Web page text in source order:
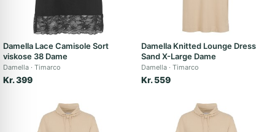
Damella Lace Camisole Sort
viskose 38 Dame
Damella Timarco
Kr. 399
Damella Knitted Lounge Dress
Sand X-Large Dame
Damella Timarco
Kr. 559